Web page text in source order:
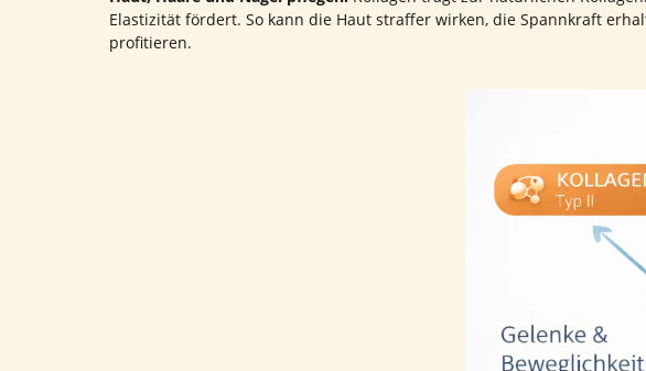
Elastizität fördert. So kann die Haut straffer wirken, die Spannkraft
profitieren.